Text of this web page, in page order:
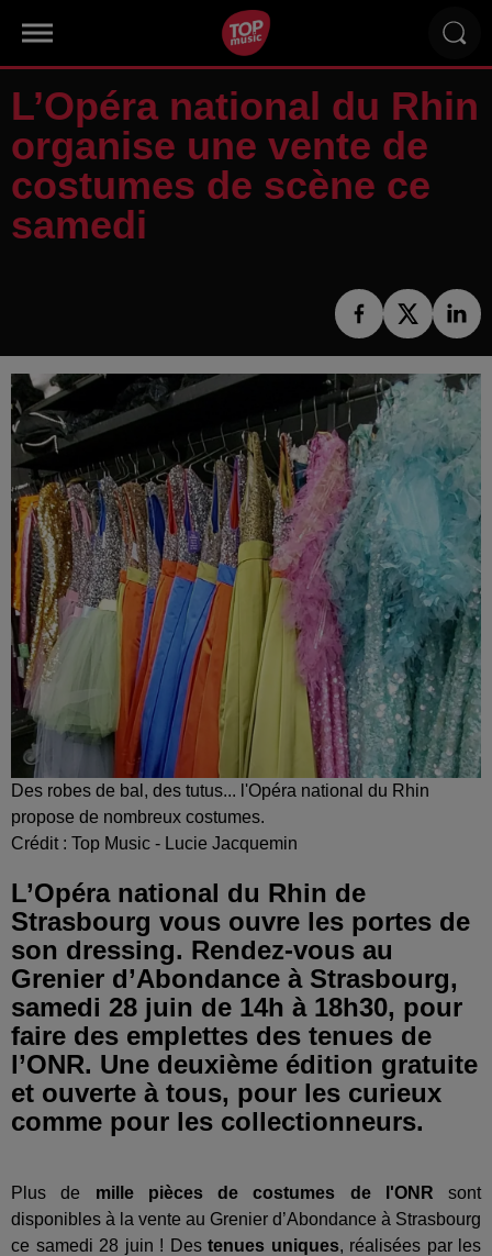
L’Opéra national du Rhin
organise une vente de
costumes de scène ce
samedi
Des robes de bal, des tutus... l'Opéra national du Rhin
propose de nombreux costumes.
Crédit : Top Music - Lucie Jacquemin
L’Opéra national du Rhin de
Strasbourg vous ouvre les portes de
son dressing. Rendez-vous au
Grenier d’Abondance à Strasbourg,
samedi 28 juin de 14h à 18h30, pour
faire des emplettes des tenues de
l’ONR. Une deuxième édition gratuite
et ouverte à tous, pour les curieux
comme pour les collectionneurs.
Plus de mille pièces de costumes de l'ONR sont
disponibles à la vente au Grenier d’Abondance à Strasbourg
ce samedi 28 juin ! Des tenues uniques, réalisées par les